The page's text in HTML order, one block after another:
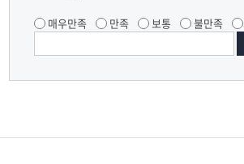
매우만족 만족 보통 불만족